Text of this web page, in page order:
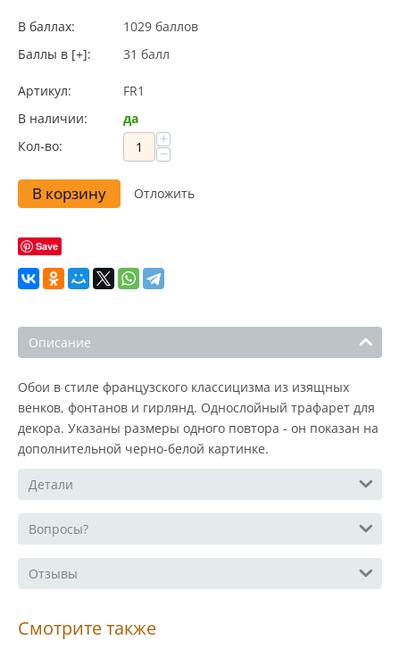
В баллах:
1029 баллов
Баллы в [+]:
31 балл
Артикул:
FR1
В наличии:
да
Кол-во:
+
−
В корзину Отложить
Save
Описание
Обои в стиле французского классицизма из изящных
венков, фонтанов и гирлянд. Однослойный трафарет для
декора. Указаны размеры одного повтора - он показан на
дополнительной черно-белой картинке.
Детали
Вопросы?
Отзывы
Смотрите также